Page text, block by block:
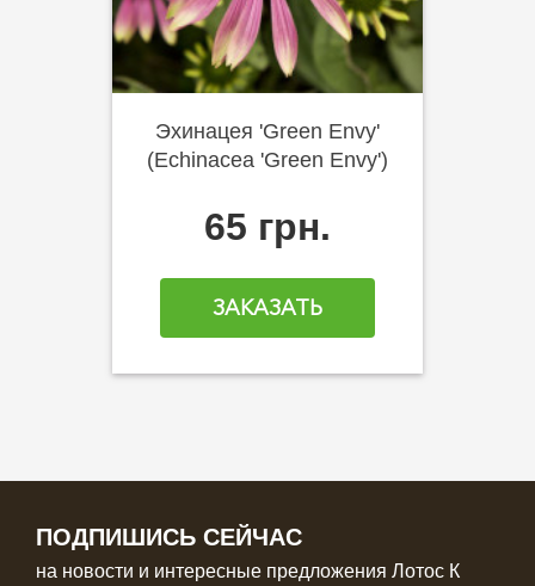
Эхинацея 'Green Envy'
(Echinacea 'Green Envy')
65 грн.
ЗАКАЗАТЬ
ПОДПИШИСЬ СЕЙЧАС
на новости и интересные предложения Лотос К